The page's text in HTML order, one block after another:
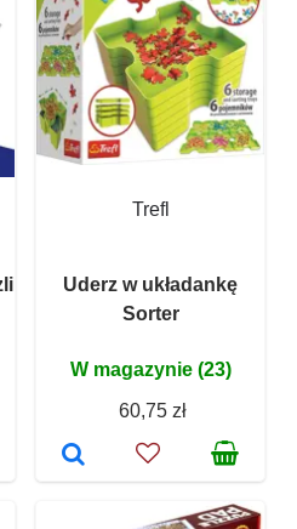
Trefl
Uderz w układankę
Sorter
W magazynie (23)
60,75 zł